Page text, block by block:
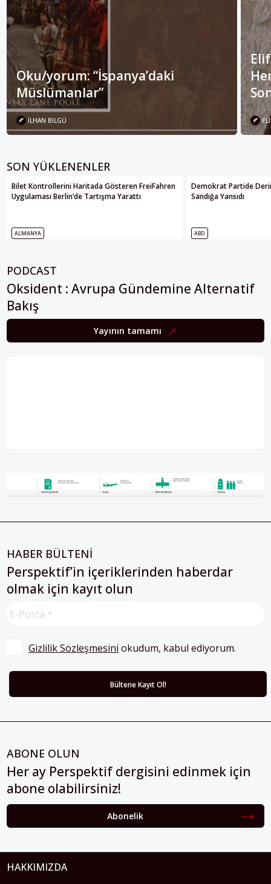
Oku/yorum: “İspanya’daki
Müslümanlar”
İLHAN BILGÜ
Bilet Kontrollerini Haritada Gösteren FreiFahren
Uygulaması Berlin’de Tartışma Yarattı
Sandığa Yansıdı
Oksident : Avrupa Gündemine Alternatif
Bakış
Yayının tamamı
Perspektif’in içeriklerinden haberdar
olmak için kayıt olun
Her ay Perspektif dergisini edinmek için
abone olabilirsiniz!
Abonelik
HAKKIMIZDA